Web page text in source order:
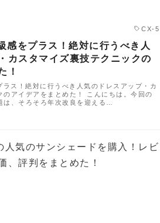
CX-5
感をプラス！絶対に行うべき人
カスタマイズ裏技テクニックの
！
ス！絶対に行うべき人気のドレスアップ・カ
のアイデアをまとめた！ こんにちは。今回の
、そろそろ年次改良を迎える…